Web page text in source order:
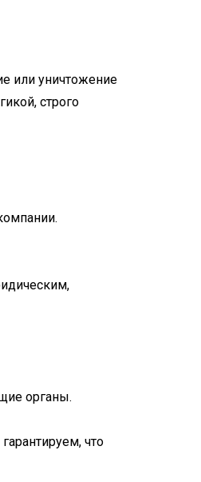
или уничтожение
строго
органы.
что